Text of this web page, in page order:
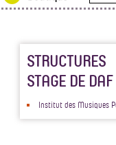
STRUCTURES
STAGE DE DAF
Institut des Musiques